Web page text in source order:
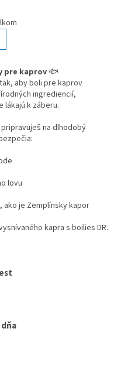
pre kaprov🐟
aby boli pre kaprov
ingrediencií,
k záberu.
na dlhodobý
lovu
ako je Zemplínsky kapor
kapra s boilies DR.